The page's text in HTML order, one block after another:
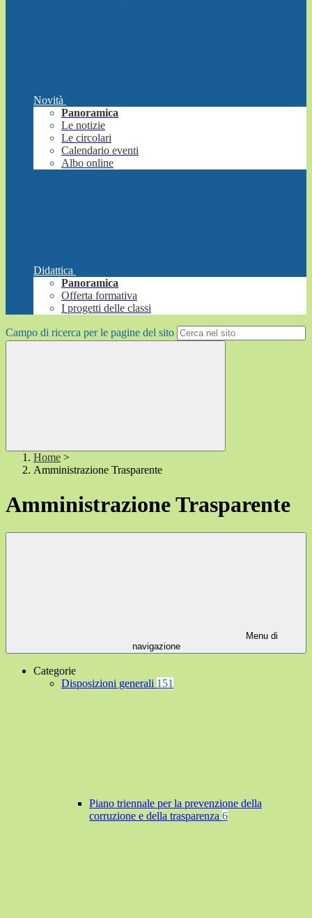
Novità
Panoramica
Le notizie
Le circolari
Calendario eventi
Albo online
Didattica
Panoramica
Offerta formativa
I progetti delle classi
Campo di ricerca per le pagine del sito
Home >
Amministrazione Trasparente
Amministrazione Trasparente
Menu di
navigazione
Categorie
Disposizioni generali 151
Piano triennale per la prevenzione della
corruzione e della trasparenza 6